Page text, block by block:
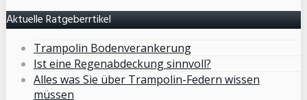
Aktuelle Ratgeberrtikel
Trampolin Bodenverankerung
Ist eine Regenabdeckung sinnvoll?
Alles was Sie über Trampolin-Federn wissen
müssen